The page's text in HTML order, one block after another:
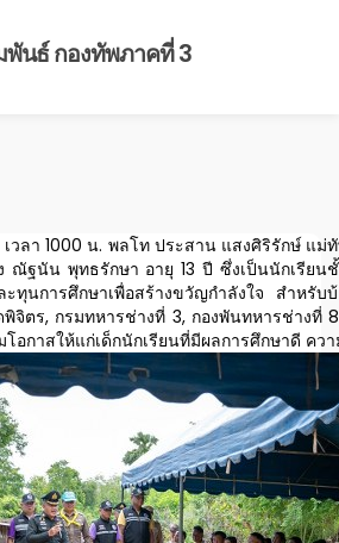
พันธ์ กองทัพภาคที่ 3
วลา 1000 น. พลโท ประสาน แสงศิริรักษ์ แ
ณัฐนัน พุทธรักษา อายุ 13 ปี ซึ่งเป็นนักเรีย
ะทุนการศึกษาเพื่อสร้างขวัญกำลังใจ สำหรับ
จิตร, กรมทหารช่างที่ 3, กองพันทหารช่างที่
โอกาสให้แก่เด็กนักเรียนที่มีผลการศึกษาดี